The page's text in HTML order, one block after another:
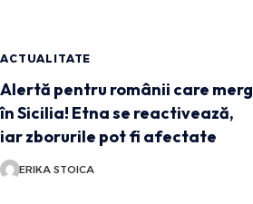
ACTUALITATE
Alertă pentru românii care merg
în Sicilia! Etna se reactivează,
iar zborurile pot fi afectate
ERIKA STOICA